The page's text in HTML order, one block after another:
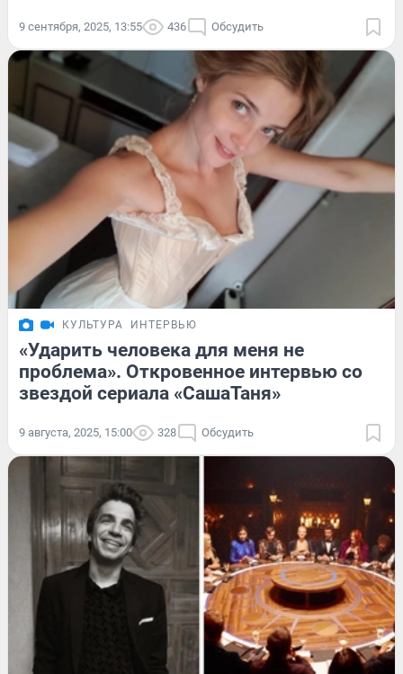
9 сентября, 2025, 13:55 436 Обсудить
КУЛЬТУРА ИНТЕРВЬЮ
«Ударить человека для меня не
проблема». Откровенное интервью со
звездой сериала «СашаТаня»
9 августа, 2025, 15:00 328 Обсудить